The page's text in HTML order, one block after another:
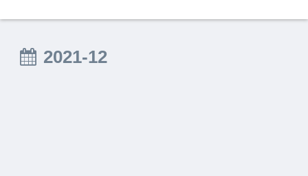
2021-12